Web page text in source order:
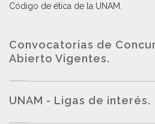
Código de ética de la UNAM
Convocatorias de
Abierto Vigentes.
UNAM - Ligas de interés.